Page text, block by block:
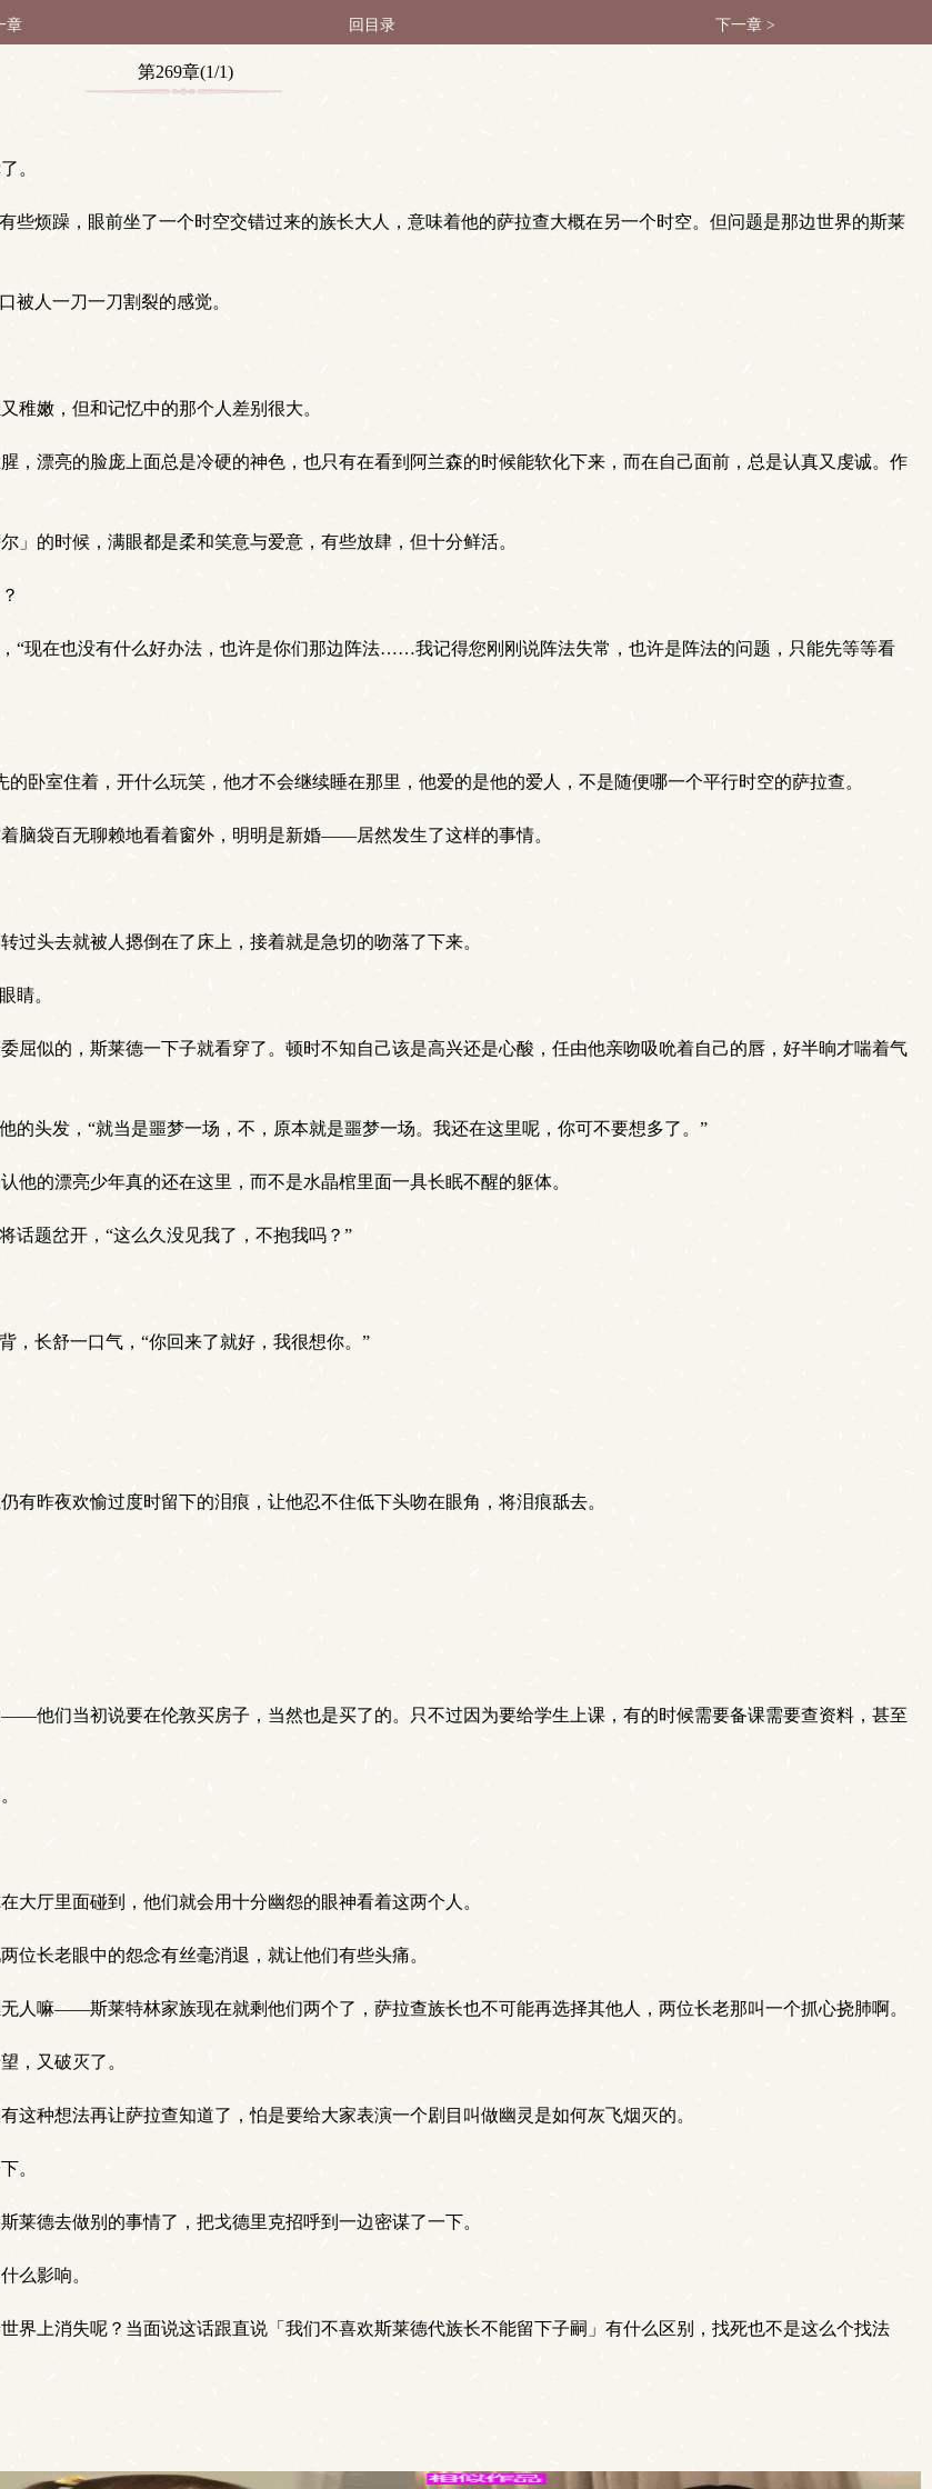
章 回目录 下一章 >
第269章(1/1)
。
烦躁，眼前坐了一个时空交错过来的族长大人，意味着他的萨拉查大概在另一个时空。但问题是那边世界的斯莱
被人一刀一刀割裂的感觉。
嫩，但和记忆中的那个人差别很大。
漂亮的脸庞上面总是冷硬的神色，也只有在看到阿兰森的时候能软化下来，而在自己面前，总是认真又虔诚。作
的时候，满眼都是柔和笑意与爱意，有些放肆，但十分鲜活。
“现在也没有什么好办法，也许是你们那边阵法……我记得您刚刚说阵法失常，也许是阵法的问题，只能先等等看
卧室住着，开什么玩笑，他才不会继续睡在那里，他爱的是他的爱人，不是随便哪一个平行时空的萨拉查。
袋百无聊赖地看着窗外，明明是新婚——居然发生了这样的事情。
头去就被人摁倒在了床上，接着就是急切的吻落了下来。
睛。
似的，斯莱德一下子就看穿了。顿时不知自己该是高兴还是心酸，任由他亲吻吸吮着自己的唇，好半晌才喘着气
头发，“就当是噩梦一场，不，原本就是噩梦一场。我还在这里呢，你可不要想多了。”
的漂亮少年真的还在这里，而不是水晶棺里面一具长眠不醒的躯体。
话题岔开，“这么久没见我了，不抱我吗？”
，长舒一口气，“你回来了就好，我很想你。”
昨夜欢愉过度时留下的泪痕，让他忍不住低下头吻在眼角，将泪痕舐去。
他们当初说要在伦敦买房子，当然也是买了的。只不过因为要给学生上课，有的时候需要备课需要查资料，甚至
厅里面碰到，他们就会用十分幽怨的眼神看着这两个人。
长老眼中的怨念有丝毫消退，就让他们有些头痛。
人嘛——斯莱特林家族现在就剩他们两个了，萨拉查族长也不可能再选择其他人，两位长老那叫一个抓心挠肺啊。
，又破灭了。
种想法再让萨拉查知道了，怕是要给大家表演一个剧目叫做幽灵是如何灰飞烟灭的。
。
德去做别的事情了，把戈德里克招呼到一边密谋了一下。
么影响。
上消失呢？当面说这话跟直说「我们不喜欢斯莱德代族长不能留下子嗣」有什么区别，找死也不是这么个找法